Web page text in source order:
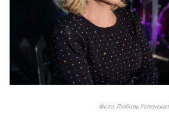
Фото: Любовь Успенская